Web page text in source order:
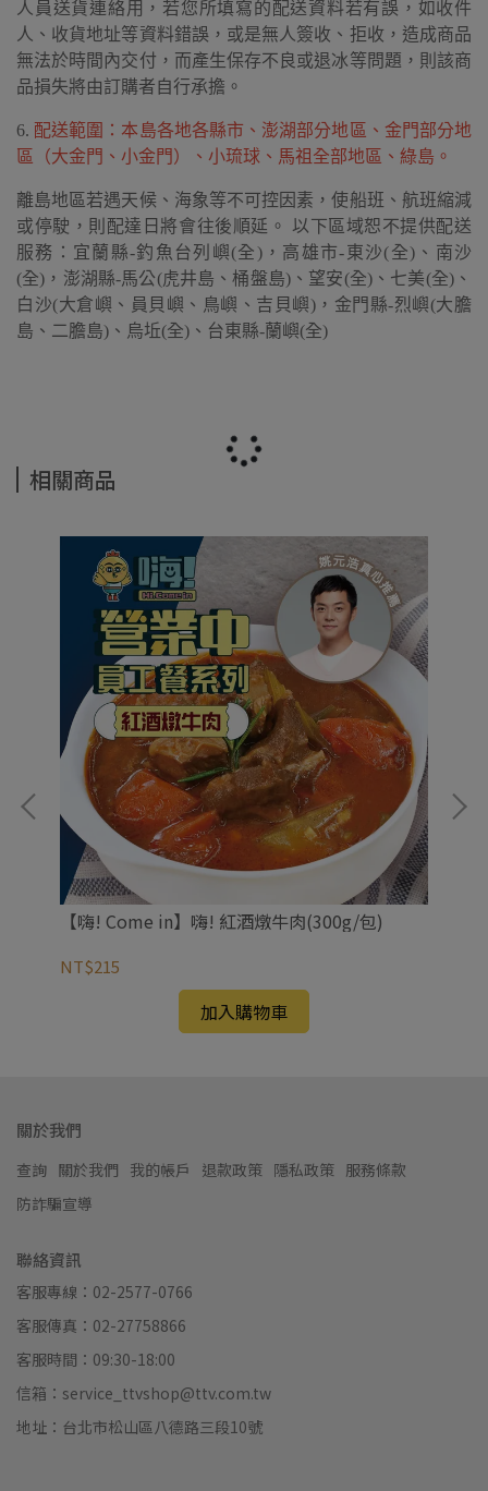
人員送貨連絡用，若您所填寫的配送資料若有誤，如收件
人、收貨地址等資料錯誤，或是無人簽收、拒收，造成商品
無法於時間內交付，而產生保存不良或退冰等問題，則該商
品損失將由訂購者自行承擔。
6. 配送範圍：本島各地各縣市、澎湖部分地區、金門部分地
區（大金門、小金門）、小琉球、馬祖全部地區、綠島。
離島地區若遇天候、海象等不可控因素，使船班、航班縮減
或停駛，則配達日將會往後順延。 以下區域恕不提供配送
服務：宜蘭縣-釣魚台列嶼(全)，高雄市-東沙(全)、南沙
(全)，澎湖縣-馬公(虎井島、桶盤島)、望安(全)、七美(全)、
白沙(大倉嶼、員貝嶼、鳥嶼、吉貝嶼)，金門縣-烈嶼(大膽
島、二膽島)、烏坵(全)、台東縣-蘭嶼(全)
相關商品
【嗨! Come in】嗨! 紅酒燉牛肉(300g/包)
NT$215
加入購物車
關於我們
查詢 關於我們 我的帳戶 退款政策 隱私政策 服務條款
防詐騙宣導
聯絡資訊
客服專線：02-2577-0766
客服傳真：02-27758866
客服時間：09:30-18:00
信箱：service_ttvshop@ttv.com.tw
地址：台北市松山區八德路三段10號